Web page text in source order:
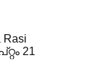
21